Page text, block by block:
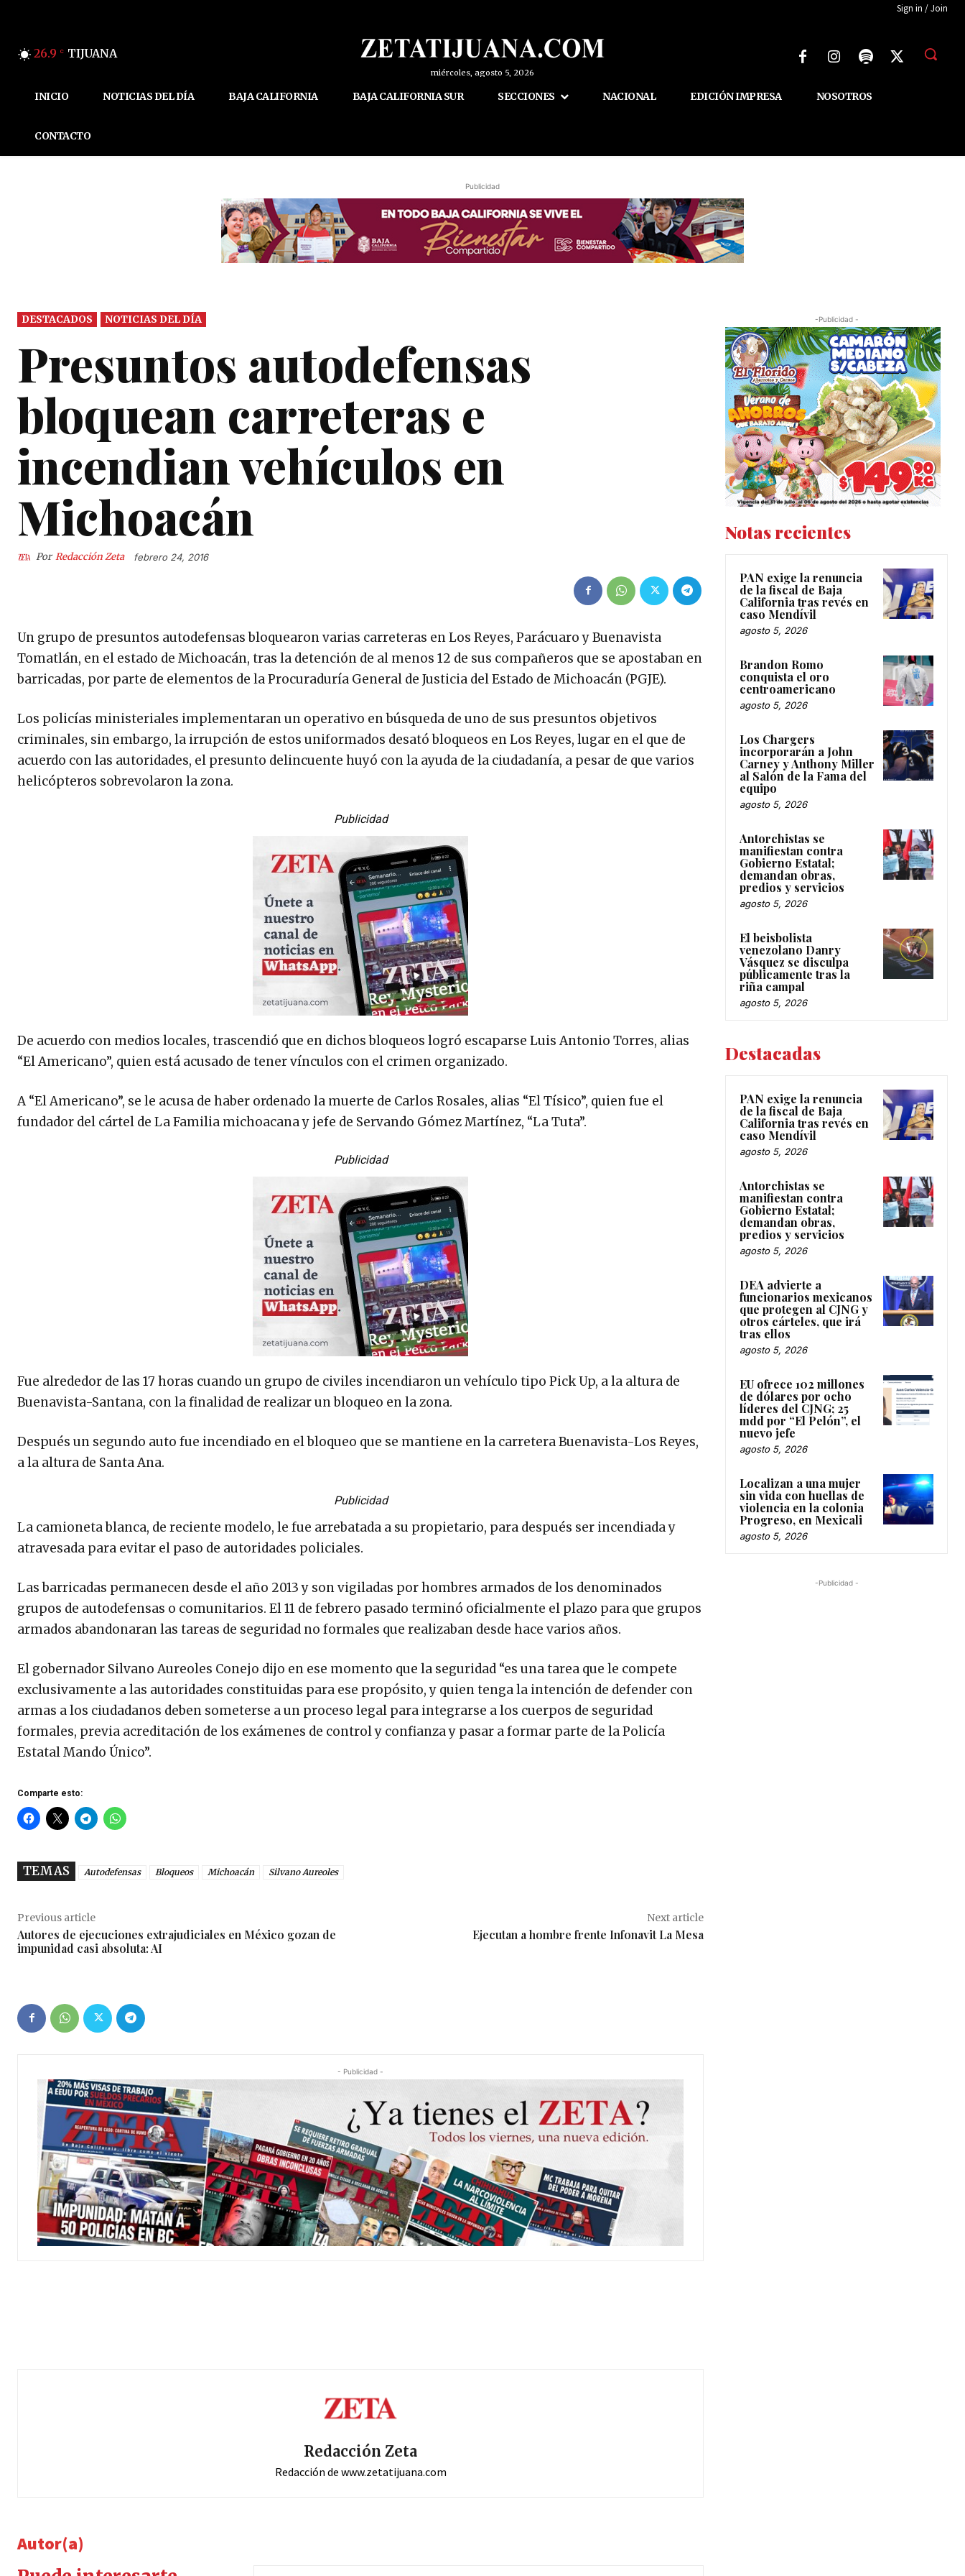
Sign in / Join
26.9 C TIJUANA
miércoles, agosto 5, 2026
INICIO NOTICIAS DEL DÍA BAJA CALIFORNIA BAJA CALIFORNIA SUR SECCIONES NACIONAL EDICIÓN IMPRESA NOSOTROS
CONTACTO
Publicidad
DESTACADOS NOTICIAS DEL DÍA
Presuntos autodefensas
bloquean carreteras e
incendian vehículos en
Michoacán
Por Redacción Zeta febrero 24, 2016
Un grupo de presuntos autodefensas bloquearon varias carreteras en Los Reyes, Parácuaro y Buenavista
Tomatlán, en el estado de Michoacán, tras la detención de al menos 12 de sus compañeros que se apostaban en
barricadas, por parte de elementos de la Procuraduría General de Justicia del Estado de Michoacán (PGJE).
Los policías ministeriales implementaran un operativo en búsqueda de uno de sus presuntos objetivos
criminales, sin embargo, la irrupción de estos uniformados desató bloqueos en Los Reyes, lugar en el que de
acuerdo con las autoridades, el presunto delincuente huyó con la ayuda de la ciudadanía, a pesar de que varios
helicópteros sobrevolaron la zona.
Publicidad
De acuerdo con medios locales, trascendió que en dichos bloqueos logró escaparse Luis Antonio Torres, alias
“El Americano”, quien está acusado de tener vínculos con el crimen organizado.
A “El Americano”, se le acusa de haber ordenado la muerte de Carlos Rosales, alias “El Tísico”, quien fue el
fundador del cártel de La Familia michoacana y jefe de Servando Gómez Martínez, “La Tuta”.
Publicidad
Fue alrededor de las 17 horas cuando un grupo de civiles incendiaron un vehículo tipo Pick Up, a la altura de
Buenavista-Santana, con la finalidad de realizar un bloqueo en la zona.
Después un segundo auto fue incendiado en el bloqueo que se mantiene en la carretera Buenavista-Los Reyes,
a la altura de Santa Ana.
Publicidad
La camioneta blanca, de reciente modelo, le fue arrebatada a su propietario, para después ser incendiada y
atravesada para evitar el paso de autoridades policiales.
Las barricadas permanecen desde el año 2013 y son vigiladas por hombres armados de los denominados
grupos de autodefensas o comunitarios. El 11 de febrero pasado terminó oficialmente el plazo para que grupos
armados abandonaran las tareas de seguridad no formales que realizaban desde hace varios años.
El gobernador Silvano Aureoles Conejo dijo en ese momento que la seguridad “es una tarea que le compete
exclusivamente a las autoridades constituidas para ese propósito, y quien tenga la intención de defender con
armas a los ciudadanos deben someterse a un proceso legal para integrarse a los cuerpos de seguridad
formales, previa acreditación de los exámenes de control y confianza y pasar a formar parte de la Policía
Estatal Mando Único”.
Comparte esto:
TEMAS Autodefensas Bloqueos Michoacán Silvano Aureoles
Previous article
Autores de ejecuciones extrajudiciales en México gozan de
impunidad casi absoluta: AI
Next article
Ejecutan a hombre frente Infonavit La Mesa
- Publicidad -
Redacción Zeta
Redacción de www.zetatijuana.com
Autor(a)
-Publicidad -
Notas recientes
PAN exige la renuncia
de la fiscal de Baja
California tras revés en
caso Mendívil
agosto 5, 2026
Brandon Romo
conquista el oro
centroamericano
agosto 5, 2026
Los Chargers
incorporarán a John
Carney y Anthony Miller
al Salón de la Fama del
equipo
agosto 5, 2026
Antorchistas se
manifiestan contra
Gobierno Estatal;
demandan obras,
predios y servicios
agosto 5, 2026
El beisbolista
venezolano Danry
Vásquez se disculpa
públicamente tras la
riña campal
agosto 5, 2026
Destacadas
PAN exige la renuncia
de la fiscal de Baja
California tras revés en
caso Mendívil
agosto 5, 2026
Antorchistas se
manifiestan contra
Gobierno Estatal;
demandan obras,
predios y servicios
agosto 5, 2026
DEA advierte a
funcionarios mexicanos
que protegen al CJNG y
otros cárteles, que irá
tras ellos
agosto 5, 2026
EU ofrece 102 millones
de dólares por ocho
líderes del CJNG; 25
mdd por “El Pelón”, el
nuevo jefe
agosto 5, 2026
Localizan a una mujer
sin vida con huellas de
violencia en la colonia
Progreso, en Mexicali
agosto 5, 2026
-Publicidad -